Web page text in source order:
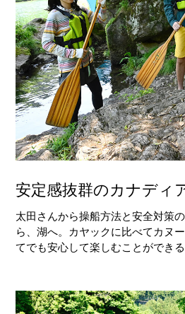
安定感抜群のカナディ
太田さんから操船方法と安全対策
ら、湖へ。カヤックに比べてカヌ
てでも安心して楽しむことができる